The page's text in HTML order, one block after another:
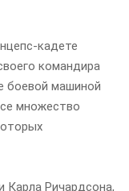
кадете
командира
боевой машиной
множество
Карла Ричардсона,